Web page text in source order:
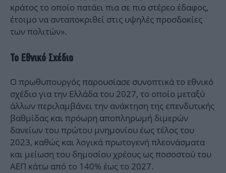
κράτος το οποίο πατάει πια σε πιο στέρεο έδαφος,
έτοιμο να ανταποκριθεί στις υψηλές προσδοκίες
των πολιτών».
Το Εθνικό Σχέδιο
Ο πρωθυπουργός παρουσίασε συνοπτικά το εθνικό
σχέδιο για την Ελλάδα του 2027, το οποίο μεταξύ
άλλων περιλαμβάνει την ανάκτηση της επενδυτικής
βαθμίδας και πρόωρη αποπληρωμή διμερών
δανείων του πρώτου μνημονίου έως τέλος του
2023, καθώς και λογικά πρωτογενή πλεονάσματα
και μείωση του δημοσίου χρέους ως ποσοστού του
ΑΕΠ κάτω από το 140% έως το 2027.